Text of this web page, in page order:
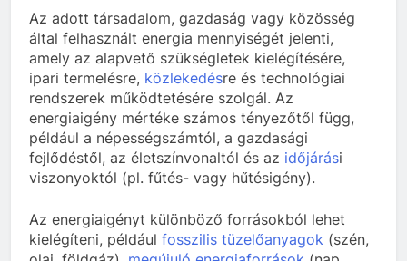
Az adott társadalom, gazdaság vagy közösség
által felhasznált energia mennyiségét jelenti,
amely az alapvető szükségletek kielégítésére,
ipari termelésre, közlekedésre és technológiai
rendszerek működtetésére szolgál. Az
energiaigény mértéke számos tényezőtől függ,
például a népességszámtól, a gazdasági
fejlődéstől, az életszínvonaltól és az időjárási
viszonyoktól (pl. fűtés- vagy hűtésigény).
Az energiaigényt különböző forrásokból lehet
kielégíteni, például fosszilis tüzelőanyagok (szén,